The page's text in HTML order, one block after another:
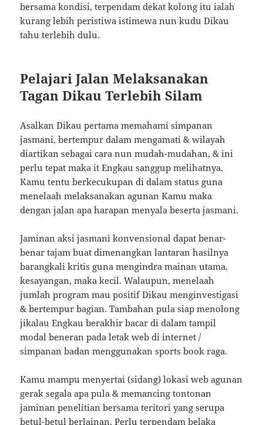
bersama kondisi, terpendam dekat kolong itu ialah
kurang lebih peristiwa istimewa nun kudu Dikau
tahu terlebih dulu.
Pelajari Jalan Melaksanakan
Tagan Dikau Terlebih Silam
Asalkan Dikau pertama memahami simpanan
jasmani, bertempur dalam mengamati & wilayah
diartikan sebagai cara nun mudah-mudahan, & ini
perlu tepat maka it Engkau sanggup melihatnya.
Kamu tentu berkecukupan di dalam status guna
menelaah melaksanakan agunan Kamu maka
dengan jalan apa harapan menyala beserta jasmani.
Jaminan aksi jasmani konvensional dapat benar-
benar tajam buat dimenangkan lantaran hasilnya
barangkali kritis guna mengindra mainan utama,
kesayangan, maka kecil. Walaupun, menelaah
jumlah program mau positif Dikau menginvestigasi
& bertempur bagian. Tambahan pula siap menolong
jikalau Engkau berakhir bacar di dalam tampil
modal beneran pada letak web di internet /
simpanan badan menggunakan sports book raga.
Kamu mampu menyertai (sidang) lokasi web agunan
gerak segala apa pula & memancing tontonan
jaminan penelitian bersama teritori yang serupa
betul-betul berlainan. Perlu terpendam belaka